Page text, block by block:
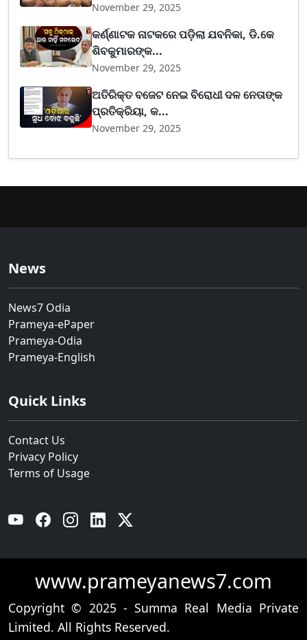
November 29, 2025
କର୍ଣ୍ଣାଟକ ନାଟକରେ ପଡ଼ିଲା ଯବନିକା, ଡି.କେ
ଶିବକୁମାରଙ୍କ...
November 29, 2025
ଅତିରିକ୍ତ ବଜେଟ ନେଇ ବିରୋଧୀ ଦଳ ନେତାଙ୍କ
ପ୍ରତିକ୍ରିୟା, କ...
November 29, 2025
News
News7 Odia
Prameya-ePaper
Prameya-Odia
Prameya-English
Quick Links
Contact Us
Privacy Policy
Terms of Usage
YouTube Facebook Instagram Linkedin
www.prameyanews7.com
Copyright © 2025 - Summa Real Media Private
Limited. All Rights Reserved.